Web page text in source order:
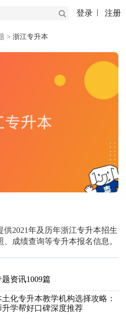
登录 注册
> 浙江专升本
2021年及历年浙江专升本招生
成绩查询等专升本报名信息。
资讯1009篇
化专升本教学机构选择攻略：
升学帮好口碑深度推荐